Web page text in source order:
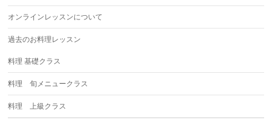
オンラインレッスンについて
過去のお料理レッスン
料理 基礎クラス
料理 旬メニュークラス
料理 上級クラス